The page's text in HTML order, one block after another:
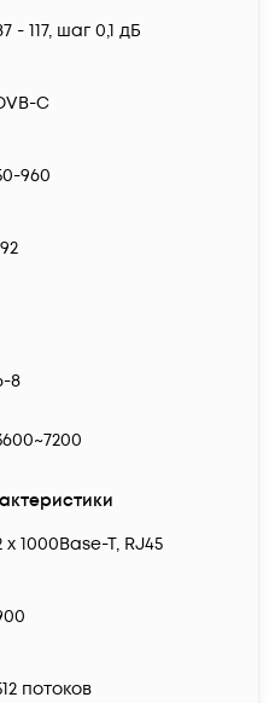
- 117, шаг 0,1 дБ
C
960
8
х 1000Base-T, RJ45
потоков